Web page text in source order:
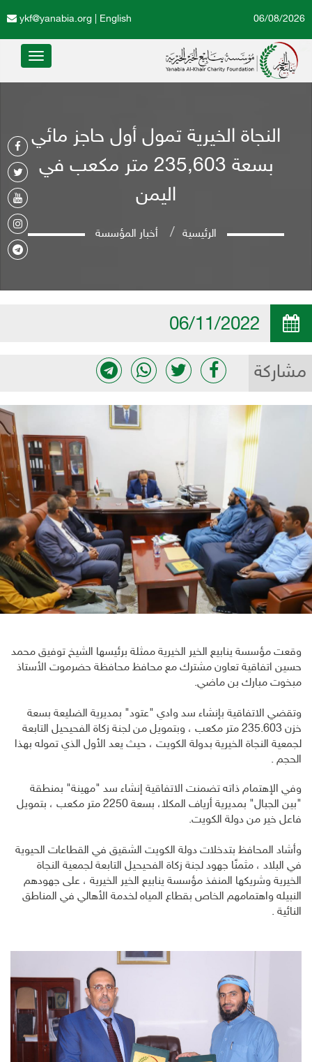
English
ykf@yanabia.org 06/08/2026
Toggle
النجاة الخيرية تمول أول حاجز مائي
بسعة 235,603 متر مكعب في
اليمن
الرئيسية أخبار المؤسسة
مشاركة
وقعت مؤسسة ينابيع الخير الخيرية ممثلة برئيسها الشيخ توفيق محمد
حسين اتفاقية تعاون مشترك مع محافظ محافظة حضرموت الأستاذ
مبخوت مبارك بن ماضي.
وتقضي الاتفاقية بإنشاء سد وادي "عتود" بمديرية الضليعة بسعة
خزن 235.603 متر مكعب ، وبتمويل من لجنة زكاة الفحيحيل التابعة
لجمعية النجاة الخيرية بدولة الكويت ، حيث يعد الأول الذي تموله بهذا
الحجم .
وفي الإهتمام ذاته تضمنت الاتفاقية إنشاء سد "مهينة" بمنطقة
"بين الجبال" بمديرية أرياف المكلا، بسعة 2250 متر مكعب ، بتمويل
فاعل خير من دولة الكويت.
وأشاد المحافظ بتدخلات دولة الكويت الشقيق في القطاعات الحيوية
في البلاد ، مثمنًا جهود لجنة زكاة الفحيحيل التابعة لجمعية النجاة
الخيرية وشريكها المنفذ مؤسسة ينابيع الخير الخيرية ، على جهودهم
النبيله واهتمامهم الخاص بقطاع المياه لخدمة الأهالي في المناطق
النائية .